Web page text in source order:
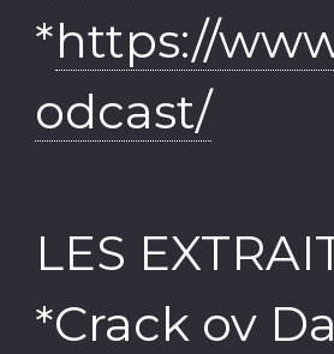
*https://
odcast/
LES
*Crack ov